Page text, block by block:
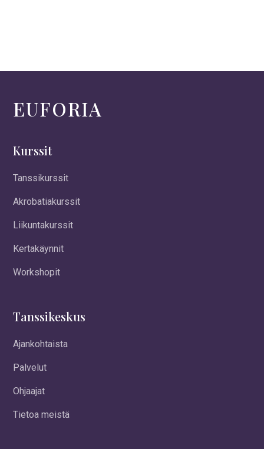
EUFORIA
Kurssit
Tanssikurssit
Akrobatiakurssit
Liikuntakurssit
Kertakäynnit
Workshopit
Tanssikeskus
Ajankohtaista
Palvelut
Ohjaajat
Tietoa meistä